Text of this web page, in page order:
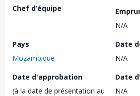
Chef d’équipe
N/A
Pays
Mozambique
Date
N/A
Date d'approbation
(à la date de présentation au
Date
N/A